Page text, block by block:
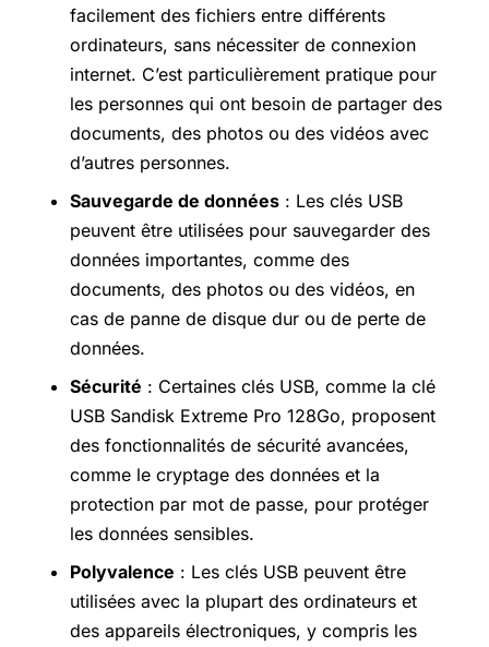
facilement des fichiers entre différents
ordinateurs, sans nécessiter de connexion
internet. C’est particulièrement pratique pour
les personnes qui ont besoin de partager des
documents, des photos ou des vidéos avec
d’autres personnes.
Sauvegarde de données : Les clés USB
peuvent être utilisées pour sauvegarder des
données importantes, comme des
documents, des photos ou des vidéos, en
cas de panne de disque dur ou de perte de
données.
Sécurité : Certaines clés USB, comme la clé
USB Sandisk Extreme Pro 128Go, proposent
des fonctionnalités de sécurité avancées,
comme le cryptage des données et la
protection par mot de passe, pour protéger
les données sensibles.
Polyvalence : Les clés USB peuvent être
utilisées avec la plupart des ordinateurs et
des appareils électroniques, y compris les